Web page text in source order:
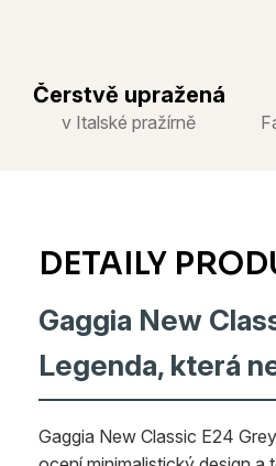
Čerstvě upražená
v Italské pražírně
Gaggia New
Legenda, která
Gaggia New Classic E24